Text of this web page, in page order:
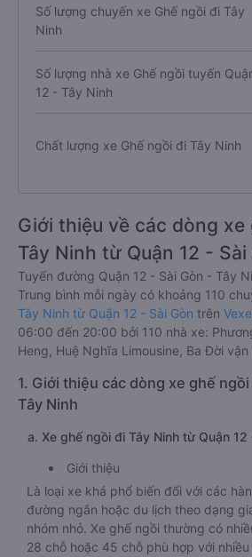
Số lượng chuyến xe Ghế ngồi đi Tây
Ninh
Số lượng nhà xe Ghế ngồi tuyến
12 - Tây Ninh
Chất lượng xe Ghế ngồi đi Tây Ninh
Giới thiệu về các dòng xe
Tây Ninh từ Quận 12 -
Tuyến đường Quận 12 - Sài Gòn - Tây
Trung bình mỗi ngày có khoảng 110
Tây Ninh từ Quận 12 - Sài Gòn trên
06:00 đến 20:00 bởi 110 nhà xe:
Heng, Huệ Nghĩa Limousine, Ba Đời vận
1. Giới thiệu các dòng xe ghế
Tây Ninh
a. Xe ghế ngồi đi Tây Ninh từ Quận 12
Giới thiệu
Là loại xe khá phổ biến đối với các
đường ngắn hoặc du lịch theo dạng
nhóm nhỏ. Xe ghế ngồi thường có
28 chỗ hoặc 45 chỗ phù hợp với